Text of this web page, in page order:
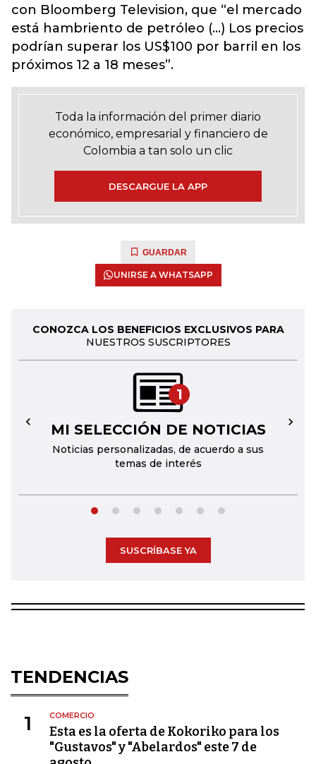
con Bloomberg Television, que “el mercado
está hambriento de petróleo (...) Los precios
podrían superar los US$100 por barril en los
próximos 12 a 18 meses”.
Toda la información del primer diario
económico, empresarial y financiero de
Colombia a tan solo un clic
DESCARGUE LA APP
GUARDAR
UNIRSE A WHATSAPP
CONOZCA LOS BENEFICIOS EXCLUSIVOS PARA
NUESTROS SUSCRIPTORES
1
MI SELECCIÓN DE NOTICIAS
Noticias personalizadas, de acuerdo a sus
temas de interés
← →
SUSCRÍBASE YA
TENDENCIAS
1 COMERCIO
Esta es la oferta de Kokoriko para los
"Gustavos" y "Abelardos" este 7 de